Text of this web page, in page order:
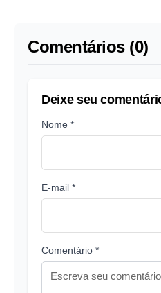
Comentários (0)
Deixe seu
Nome *
E-mail *
Comentário *